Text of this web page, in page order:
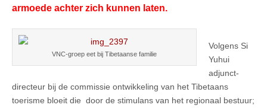
armoede achter zich kunnen laten.
VNC-groep eet bij Tibetaanse familie
Volgens Si
Yuhui
adjunct-
directeur bij de commissie ontwikkeling van het Tibetaans
toerisme bloeit die door de stimulans van het regionaal bestuur;